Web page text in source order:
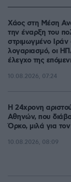
Χάος στη Μέση
την έναρξη του
στριμωγμένο Ιράν
λογαριασμό, οι
έλεγχο της
10.08.2026, 07:24
Η 24χρονη
Αθηνών, που
Όρκο, μιλά για
10.08.2026, 08:09